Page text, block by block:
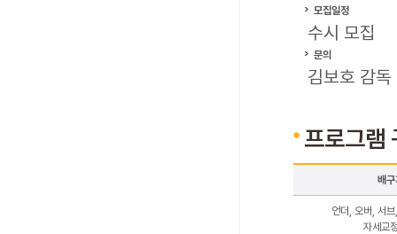
모집일정
수시 모집
문의
김보호 감
프로그램
배
언더, 오버, 서
자세교